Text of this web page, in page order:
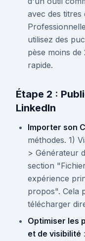
avec des titres
utilisez des
pèse moins
rapide.
Étape 2 :
LinkedIn
Importer son
méthodes. 1)
> Générateur
section
expérience
propos". Cela
télécharger
Optimiser les
et de visibilité